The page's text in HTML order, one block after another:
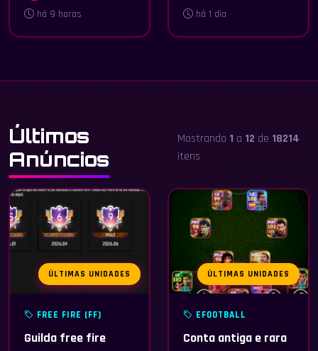
há 9 horas há 1 dia
Últimos
Anúncios
Mostrando 1 a 12 de 18214
itens
ÚLTIMAS UNIDADES
FREE FIRE (FF)
Guilda free fire
ÚLTIMAS UNIDADES
EFOOTBALL
Conta antiga e rara